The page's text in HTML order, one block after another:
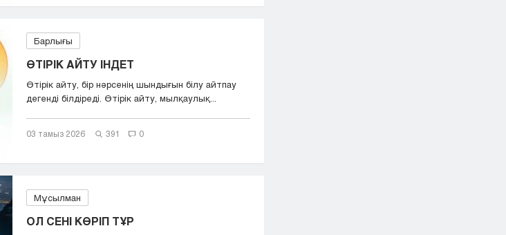
Барлығы
ӨТІРІК АЙТУ ІНДЕТ
Өтірік айту, бір нәрсенің шындығын білу айтпау
дегенді білдіреді. Өтірік айту, мылқаулық...
03 тамыз 2026 391 0
Мұсылман
ОЛ СЕНІ КӨРІП ТҰР